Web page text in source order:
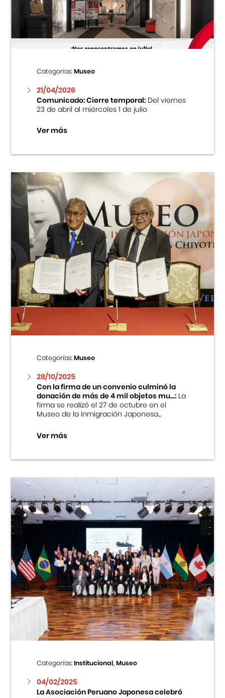
Centro Cultural Peruano Japonés
Museo de la Inmigración Japonesa
Fondo Editorial
Teatro Peruano Japonés
Categorías:Museo
21/04/2026
Comunicado: Cierre temporal:Del viernes
23 de abril al miércoles 1 de julio
Ver más
Categorías:Museo
28/10/2025
Con la firma de un convenio culminó la
donación de más de 4 mil objetos mu...:La
firma se realizó el 27 de octubre en el
Museo de la Inmigración Japonesa...
Ver más
Categorías:Institucional, Museo
04/02/2025
La Asociación Peruano Japonesa celebró